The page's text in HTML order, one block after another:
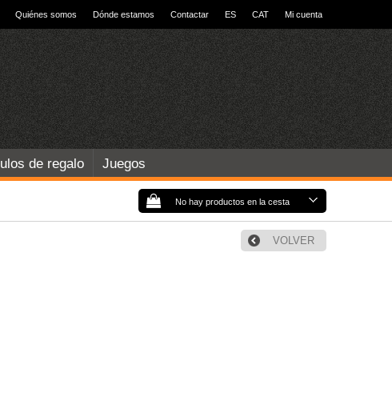
Quiénes somos Dónde estamos Contactar ES CAT Mi cuenta
de regalo Juegos
No hay productos en la cesta
VOLVER